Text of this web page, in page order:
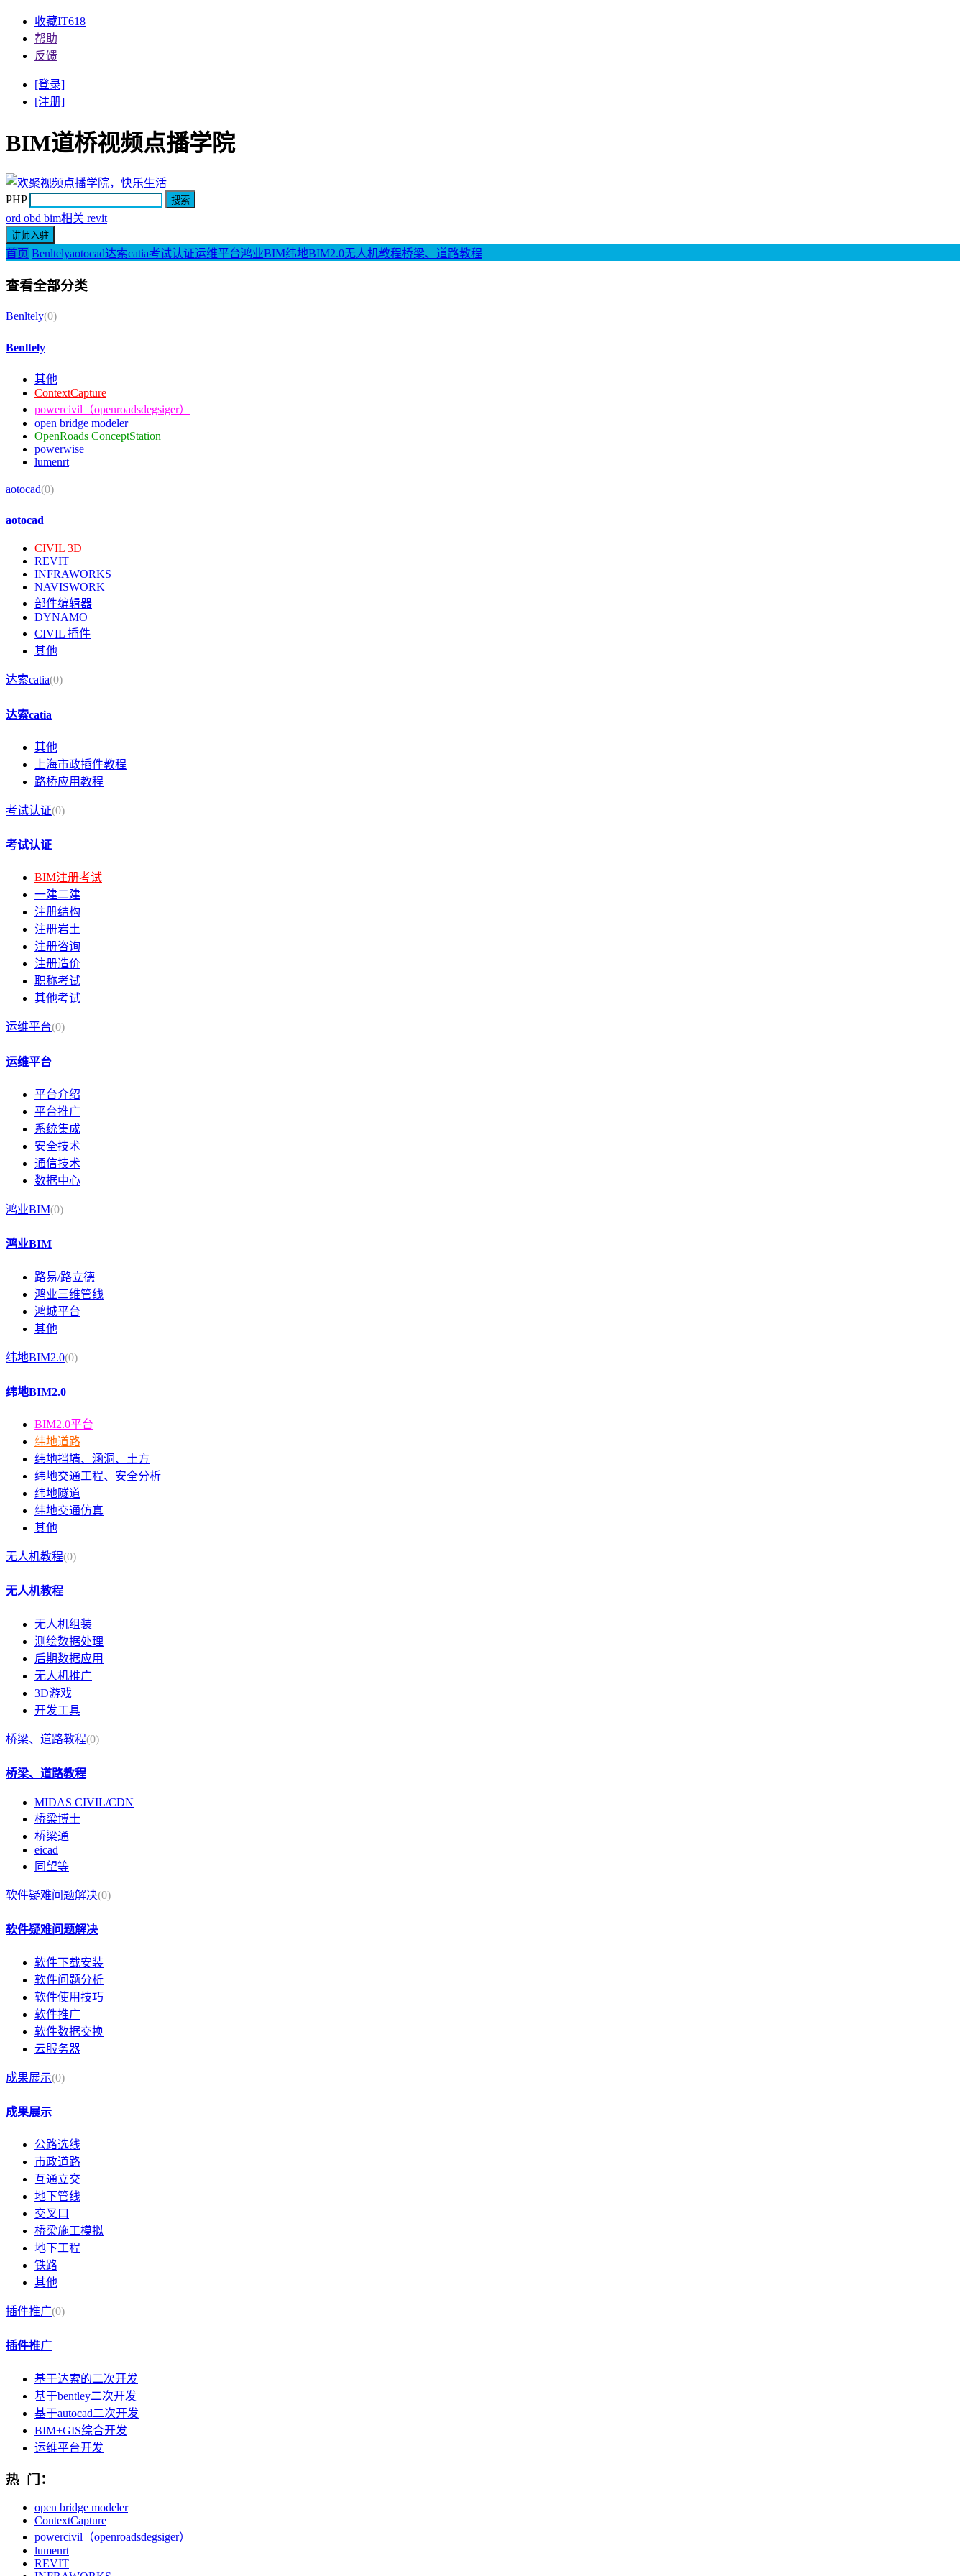
收藏IT618
帮助
反馈
[登录]
[注册]
BIM道桥视频点播学院
PHP
ord obd bim相关 revit
首页 Benltelyaotocad达索catia考试认证运维平台鸿业BIM纬地BIM2.0无人机教程桥梁、道路教程
查看全部分类
Benltely(0)
Benltely
其他
ContextCapture
powercivil（openroadsdegsiger）
open bridge modeler
OpenRoads ConceptStation
powerwise
lumenrt
aotocad(0)
aotocad
CIVIL 3D
REVIT
INFRAWORKS
NAVISWORK
部件编辑器
DYNAMO
CIVIL 插件
其他
达索catia(0)
达索catia
其他
上海市政插件教程
路桥应用教程
考试认证(0)
考试认证
BIM注册考试
一建二建
注册结构
注册岩土
注册咨询
注册造价
职称考试
其他考试
运维平台(0)
运维平台
平台介绍
平台推广
系统集成
安全技术
通信技术
数据中心
鸿业BIM(0)
鸿业BIM
路易/路立德
鸿业三维管线
鸿城平台
其他
纬地BIM2.0(0)
纬地BIM2.0
BIM2.0平台
纬地道路
纬地挡墙、涵洞、土方
纬地交通工程、安全分析
纬地隧道
纬地交通仿真
其他
无人机教程(0)
无人机教程
无人机组装
测绘数据处理
后期数据应用
无人机推广
3D游戏
开发工具
桥梁、道路教程(0)
桥梁、道路教程
MIDAS CIVIL/CDN
桥梁博士
桥梁通
eicad
同望等
软件疑难问题解决(0)
软件疑难问题解决
软件下载安装
软件问题分析
软件使用技巧
软件推广
软件数据交换
云服务器
成果展示(0)
成果展示
公路选线
市政道路
互通立交
地下管线
交叉口
桥梁施工模拟
地下工程
铁路
其他
插件推广(0)
插件推广
基于达索的二次开发
基于bentley二次开发
基于autocad二次开发
BIM+GIS综合开发
运维平台开发
热 门：
open bridge modeler
ContextCapture
powercivil（openroadsdegsiger）
lumenrt
REVIT